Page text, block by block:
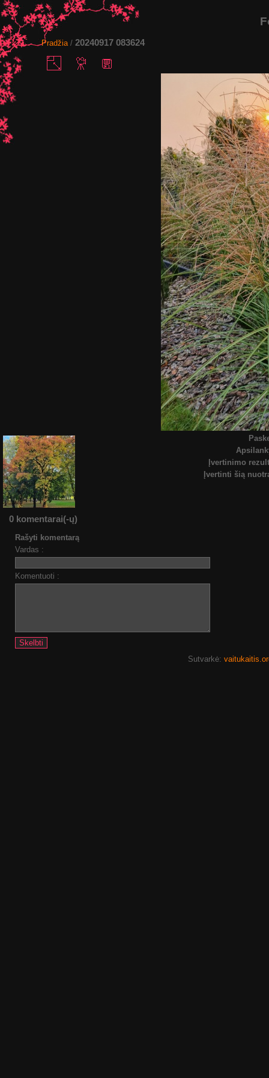
Pradžia/ 20240917 083624
Įvertinimo
Įvertinti šią
0 komentarai(-ų)
Rašyti komentarą
Vardas :
Komentuoti :
Sutvarkė: